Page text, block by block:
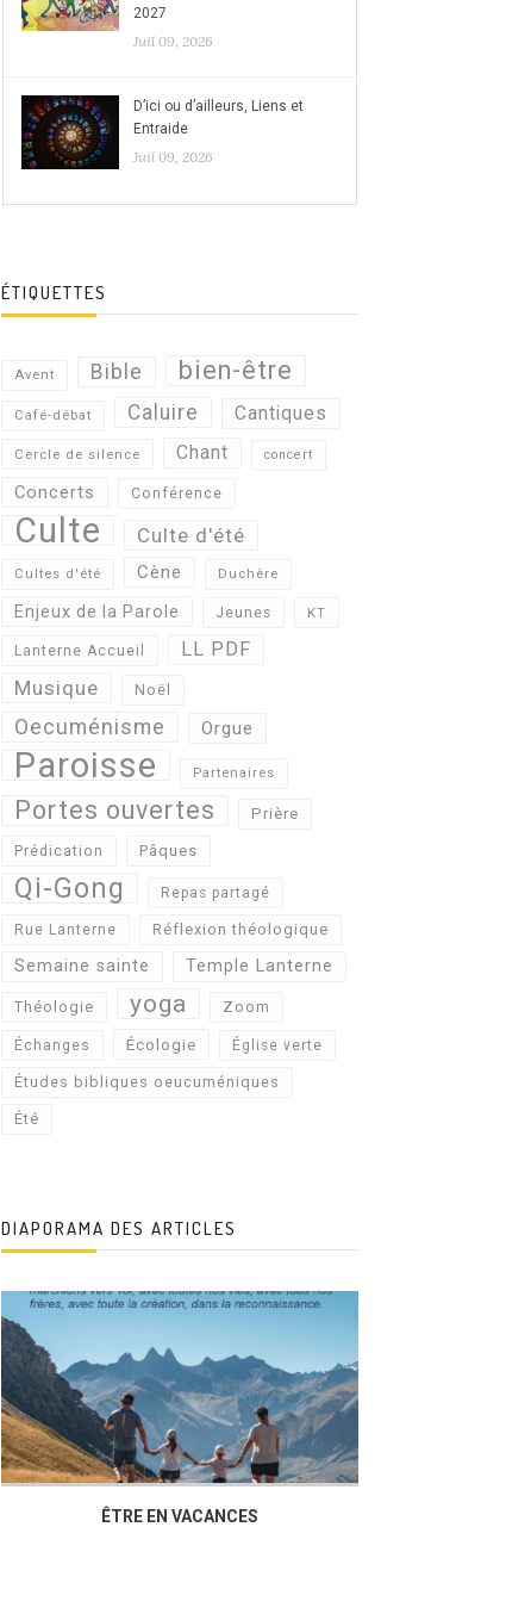
2027
Juil 09, 2026
D’ici ou d’ailleurs, Liens et
Entraide
Juil 09, 2026
ÉTIQUETTES
Avent Bible bien-être
Café-débat Caluire Cantiques
Cercle de silence Chant concert
Concerts Conférence
Culte Culte d'été
Cultes d'été Cène Duchère
Enjeux de la Parole Jeunes KT
Lanterne Accueil LL PDF
Musique Noël
Oecuménisme Orgue
Paroisse Partenaires
Portes ouvertes Prière
Prédication Pâques
Qi-Gong Repas partagé
Rue Lanterne Réflexion théologique
Semaine sainte Temple Lanterne
Théologie yoga Zoom
Échanges Écologie Église verte
Études bibliques oeucuméniques
Été
DIAPORAMA DES ARTICLES
ÊTRE EN VACANCES